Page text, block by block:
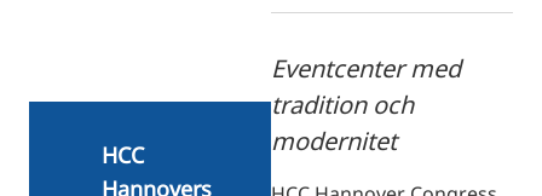
Eventcenter med
tradition och
modernitet
HCC
Hannovers